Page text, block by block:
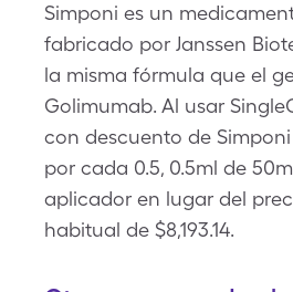
Simponi es un
fabricado por Janssen
la misma fórmula que el
Golimumab. Al usar
con descuento de Simponi
por cada 0.5, 0.5ml de
aplicador en lugar del
habitual de $8,193.14.